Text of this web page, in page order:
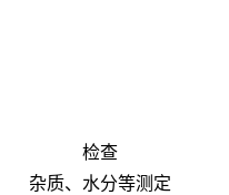
检查
杂质、水分等测定